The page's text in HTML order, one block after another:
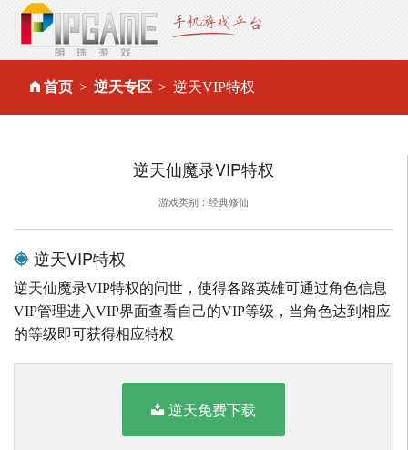
首页 逆天专区 逆天VIP特权
逆天仙魔录VIP特权
游戏类别：经典修仙
逆天VIP特权
逆天仙魔录VIP特权的问世，使得各路英雄可通过角色信息
VIP管理进入VIP界面查看自己的VIP等级，当角色达到相应
的等级即可获得相应特权
逆天免费下载